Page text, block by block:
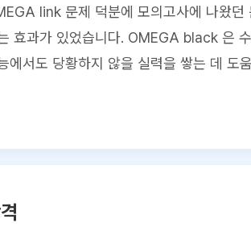
link 문제 덕분에 모의고사에 나왔던
효과가 있었습니다. OMEGA black 은
에서도 당황하지 않을 실력을 쌓는 데 도